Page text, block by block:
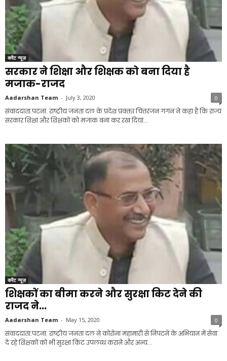
करेंट न्यूज़
सरकार ने शिक्षा और शिक्षक को बना दिया है
मजाक-राजद
Aadarshan Team - July 3, 2020 0
संवाददाता.पटना. राष्ट्रीय जनता दल के प्रदेश प्रवक्ता चित्तरंजन गगन ने कहा है कि राज्य
सरकार शिक्षा और शिक्षकों को मजाक बना कर रख दिया...
करेंट न्यूज़
शिक्षकों का बीमा करने और सुरक्षा किट देने की
राजद ने...
Aadarshan Team - May 15, 2020 0
संवाददाता.पटना. राष्ट्रीय जनता दल ने कोरोना महामारी से निपटने के अभियान में सेवा
दे रहे शिक्षकों को भी सुरक्षा किट उपलब्ध कराने और अन्य...